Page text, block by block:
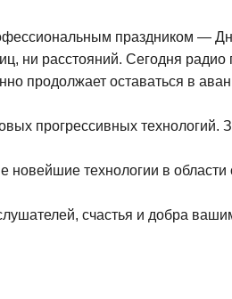
праздником —
ни расстояний. Сегодня
продолжает оставаться в
прогрессивных технологий.
технологии в области
счастья и добра